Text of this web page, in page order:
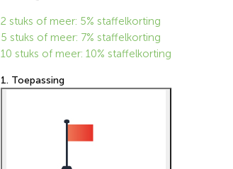
2 stuks of meer: 5% staffelkorting
5 stuks of meer: 7% staffelkorting
10 stuks of meer: 10% staffelkorting
1. Toepassing